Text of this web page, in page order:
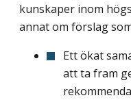
kunskaper inom
annat om förslag
Ett ökat
att ta fram